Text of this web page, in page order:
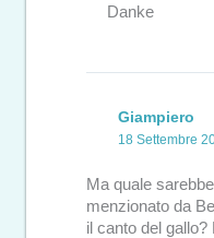
Danke
Giampiero
18 Settembre
Ma quale
menzionato da
il canto del